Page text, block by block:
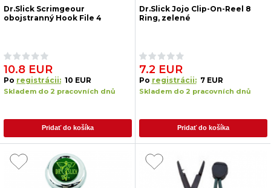
Dr.Slick Scrimgeour
obojstranný Hook File 4
10.8 EUR
Po registrácii: 10 EUR
Skladem do 2 pracovních dnů
Pridať do košíka
Dr.Slick Jojo Clip-On-Reel 8
Ring, zelené
7.2 EUR
Po registrácii: 7 EUR
Skladem do 2 pracovních dnů
Pridať do košíka